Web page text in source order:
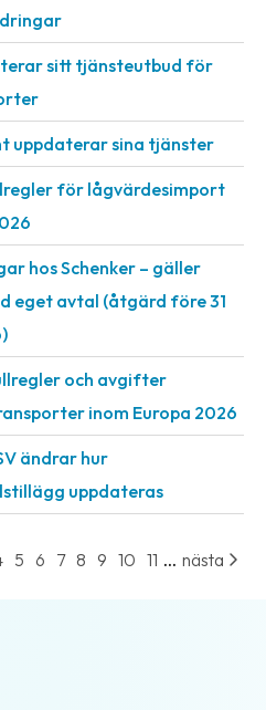
sitt tjänsteutbud för
uppdaterar sina tjänster
för låg­värdesimport
hos Schenker – gäller
eget avtal (åtgärd före 31
och avgifter
inom Europa 2026
ändrar hur
uppdateras
5 6 7 8 9 10 11 ... nästa